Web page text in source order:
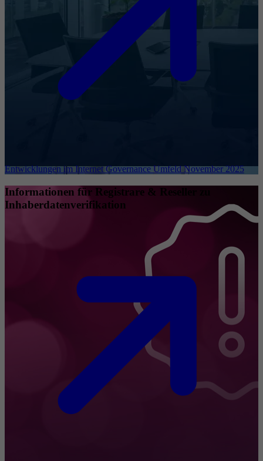
Entwicklungen im Internet Governance Umfeld November 2025
Informationen für Registrare & Reseller zu
Inhaberdatenverifikation